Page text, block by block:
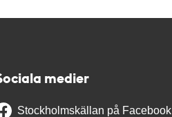
medier
Stockholmskällan på Facebook